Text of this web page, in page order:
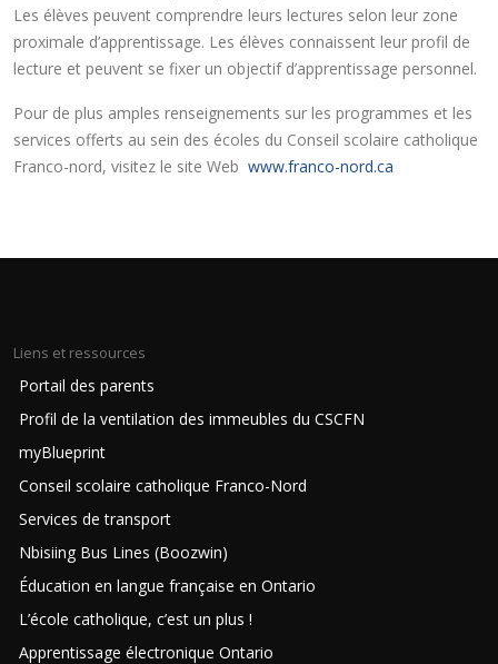
Les élèves peuvent comprendre leurs lectures selon leur zone
proximale d’apprentissage. Les élèves connaissent leur profil de
lecture et peuvent se fixer un objectif d’apprentissage personnel.
Pour de plus amples renseignements sur les programmes et les
services offerts au sein des écoles du Conseil scolaire catholique
Franco-nord, visitez le site Web www.franco-nord.ca
Liens et ressources
Portail des parents
Profil de la ventilation des immeubles du CSCFN
myBlueprint
Conseil scolaire catholique Franco-Nord
Services de transport
Nbisiing Bus Lines (Boozwin)
Éducation en langue française en Ontario
L’école catholique, c’est un plus !
Apprentissage électronique Ontario